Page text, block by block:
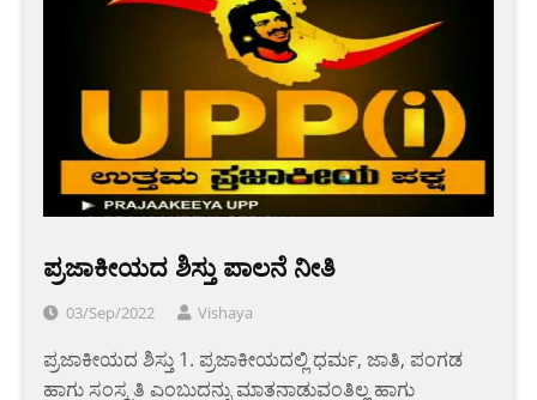
ಪ್ರಜಾಕೀಯದ ಶಿಸ್ತು ಪಾಲನೆ ನೀತಿ
03/Sep/2022 Vishaya
ಪ್ರಜಾಕೀಯದ ಶಿಸ್ತು 1. ಪ್ರಜಾಕೀಯದಲ್ಲಿ ಧರ್ಮ, ಜಾತಿ, ಪಂಗಡ
ಹಾಗು ಸಂಸ್ಕ್ರತಿ ಎಂಬುದನ್ನು ಮಾತನಾಡುವಂತಿಲ್ಲ ಹಾಗು